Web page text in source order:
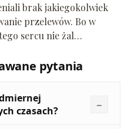
brak jakiegokolwiek
przelewów. Bo w
sercu nie żal…
pytania
czasach?